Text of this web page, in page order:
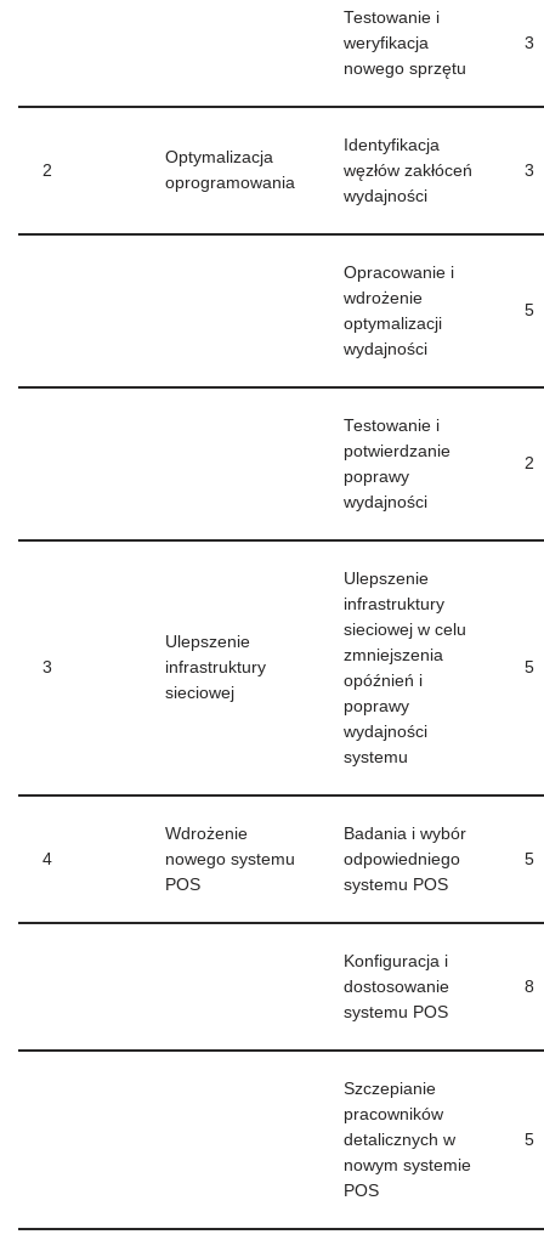
Testowanie i
weryfikacja
nowego sprzętu
3
2
Optymalizacja
oprogramowania
Identyfikacja
węzłów zakłóceń
wydajności
3
Opracowanie i
wdrożenie
optymalizacji
wydajności
5
Testowanie i
potwierdzanie
poprawy
wydajności
2
3
Ulepszenie
infrastruktury
sieciowej
Ulepszenie
infrastruktury
sieciowej w celu
zmniejszenia
opóźnień i
poprawy
wydajności
systemu
5
4
Wdrożenie
nowego systemu
POS
Badania i wybór
odpowiedniego
systemu POS
5
Konfiguracja i
dostosowanie
systemu POS
8
Szczepianie
pracowników
detalicznych w
nowym systemie
POS
5